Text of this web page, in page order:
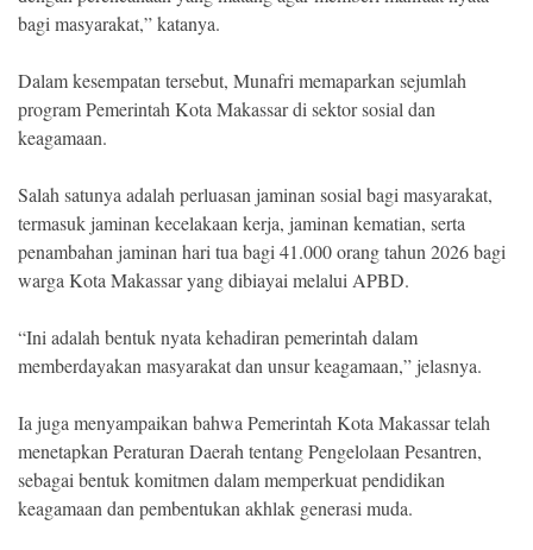
bagi masyarakat,” katanya.
Dalam kesempatan tersebut, Munafri memaparkan sejumlah
program Pemerintah Kota Makassar di sektor sosial dan
keagamaan.
Salah satunya adalah perluasan jaminan sosial bagi masyarakat,
termasuk jaminan kecelakaan kerja, jaminan kematian, serta
penambahan jaminan hari tua bagi 41.000 orang tahun 2026 bagi
warga Kota Makassar yang dibiayai melalui APBD.
“Ini adalah bentuk nyata kehadiran pemerintah dalam
memberdayakan masyarakat dan unsur keagamaan,” jelasnya.
Ia juga menyampaikan bahwa Pemerintah Kota Makassar telah
menetapkan Peraturan Daerah tentang Pengelolaan Pesantren,
sebagai bentuk komitmen dalam memperkuat pendidikan
keagamaan dan pembentukan akhlak generasi muda.